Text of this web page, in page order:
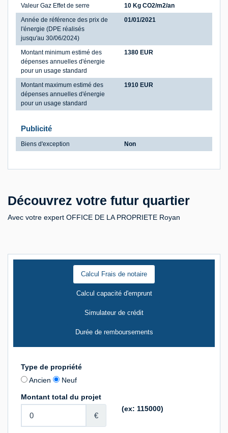
Valeur Gaz Effet de serre
10 Kg CO2/m2/an
Année de référence des prix de
l'énergie (DPE réalisés
jusqu'au 30/06/2024)
01/01/2021
Montant minimum estimé des
dépenses annuelles d'énergie
pour un usage standard
1380 EUR
Montant maximum estimé des
dépenses annuelles d'énergie
pour un usage standard
1910 EUR
Publicité
Biens d'exception Non
Découvrez votre futur quartier
Avec votre expert OFFICE DE LA PROPRIETE Royan
Calcul Frais de notaire
Calcul capacité d'emprunt
Simulateur de crédit
Durée de remboursements